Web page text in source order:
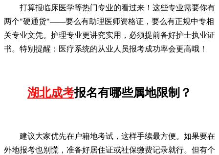
打算报临床医学等热门专业的看过来！这些专业需要你有
两个"硬通货"——要么有助理医师资格证，要么有正规中专相
关专业文凭。护理专业更讲究实用，必须提前备好护士执业证
书。特别提醒：医疗系统的从业人员报考成功率会更高哦！
湖北成考报名有哪些属地限制？
建议大家优先在户籍地考试，这样手续最方便。如果要在
外地报考也别慌，准备好居住证或社保缴费记录就行。但有个